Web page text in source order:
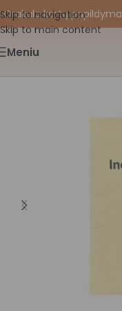
Skip to navigation
Skip to main content
kortų papildymas•
Meniu